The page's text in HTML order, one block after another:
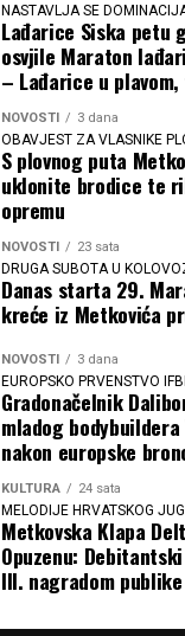
NASTAVLJA SE
Lađarice Siska petu
osvjile Maraton
– Lađarice u
NOVOSTI 3 dana
OBAVJEST ZA VLASNIKE
S plovnog puta
uklonite brodice te
opremu
NOVOSTI 23 sata
DRUGA SUBOTA U
Danas starta 29.
kreće iz Metkovića
NOVOSTI 3 dana
EUROPSKO PRVENSTVO
Gradonačelnik
mladog
nakon europske
KULTURA 24 sata
MELODIJE HRVATSKOG
Metkovska Klapa
Opuzenu:
III. nagradom publike